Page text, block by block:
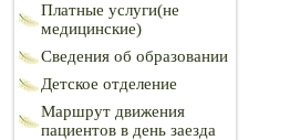
Платные услуги(не
медицинские)
Сведения об образовании
Детское отделение
Маршрут движения
пациентов в день заезда